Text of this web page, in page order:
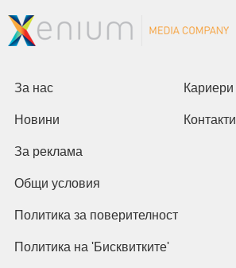
За нас Кариери
Новини Контакти
За реклама
Общи условия
Политика за поверителност
Политика на 'Бисквитките'